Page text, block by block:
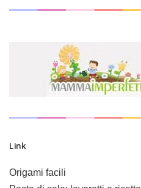
Link
Origami facili